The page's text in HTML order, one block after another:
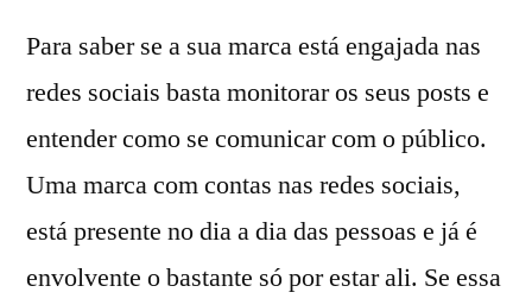
Para saber se a sua marca está engajada nas
redes sociais basta monitorar os seus posts e
entender como se comunicar com o público.
Uma marca com contas nas redes sociais,
está presente no dia a dia das pessoas e já é
envolvente o bastante só por estar ali. Se essa